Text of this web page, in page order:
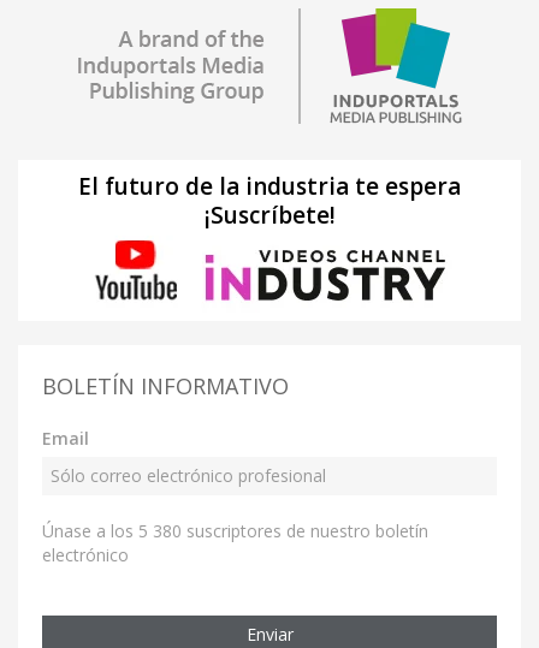
El futuro de la industria te espera
¡Suscríbete!
BOLETÍN INFORMATIVO
Email
Únase a los 5 380 suscriptores de nuestro boletín
electrónico
Enviar